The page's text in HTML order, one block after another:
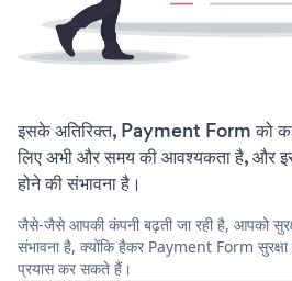
इसके अतिरिक्त, Payment Form को
लिए अभी और समय की आवश्यकता है, और
होने की संभावना है।
जैसे-जैसे आपकी कंपनी बढ़ती जा रही है, आपको
संभावना है, क्योंकि हैकर Payment Form सुरक्षा
प्रयास कर सकते हैं।